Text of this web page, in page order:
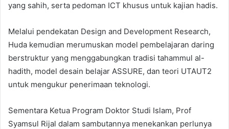
yang sahih, serta pedoman ICT khusus untuk kajian hadis.
Melalui pendekatan Design and Development Research,
Huda kemudian merumuskan model pembelajaran daring
berstruktur yang menggabungkan tradisi tahammul al-
hadith, model desain belajar ASSURE, dan teori UTAUT2
untuk mengukur penerimaan teknologi.
Sementara Ketua Program Doktor Studi Islam, Prof
Syamsul Rijal dalam sambutannya menekankan perlunya